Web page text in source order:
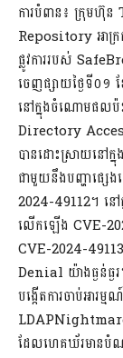
ការបំពាន៖ ក្រុមហ៊ុ
Repository អាក្រក់
ផ្លូវការរបស់
ចេញផ្សាយថ្ងៃទី០១
នៅក្នុងចំណោមផល
Directory
បានដោះស្រាយនៅ
ជាមួយនឹងបញ្ហាផ្សេ
2024-49112។ នៅ
លើកឡើង CVE-
CVE-2024-
Denial យ៉ាងធ្ងន់ធ្ង
បង្កើតការចាប់អារម្
LDAPNightmare
ដែលហេគឃ័រមាន